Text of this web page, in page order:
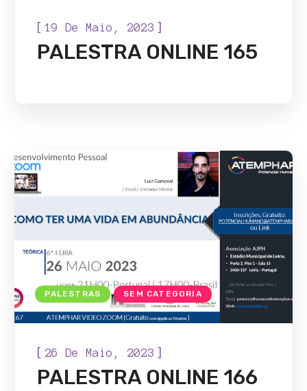
[19 De Maio, 2023 ]
PALESTRA ONLINE 165
PALESTRAS SEM CATEGORIA
[ 26 De Maio, 2023 ]
PALESTRA ONLINE 166